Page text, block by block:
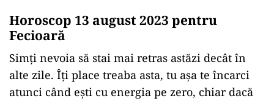
Horoscop 13 august 2023 pentru
Fecioară
Simți nevoia să stai mai retras astăzi decât în
alte zile. Îți place treaba asta, tu așa te încarci
atunci când ești cu energia pe zero, chiar dacă